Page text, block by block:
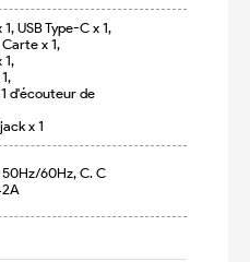
USB Type-C x 1,
x 1,
1,
d'écouteur de
x 1
60Hz, C. C